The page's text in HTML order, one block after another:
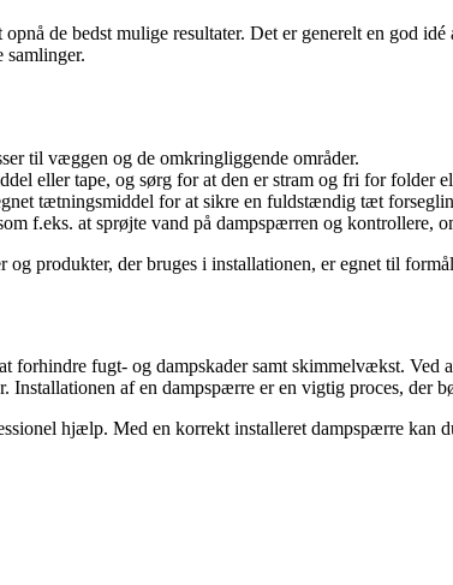
de bedst mulige resultater. Det er generelt en god
samlinger.
til væggen og de omkringliggende områder.
eller tape, og sørg for at den er stram og fri for folder
tætningsmiddel for at sikre en fuldstændig tæt
f.eks. at sprøjte vand på dampspærren og kontrollere,
produkter, der bruges i installationen, er egnet til
fugt- og dampskader samt skimmelvækst.
af en dampspærre er en vigtig proces, der
hjælp. Med en korrekt installeret dampspærre kan